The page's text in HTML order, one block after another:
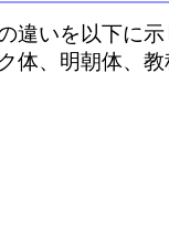
違いを以下に示
体、明朝体、